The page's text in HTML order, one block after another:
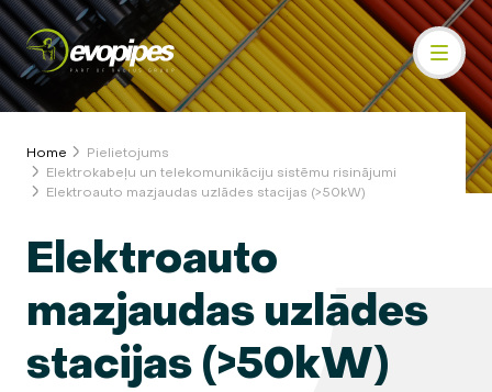
Home
Pielietojums
Elektrokabeļu un telekomunikāciju sistēmu risinājumi
Elektroauto mazjaudas uzlādes stacijas (>50kW)
Elektroauto
mazjaudas uzlādes
stacijas (>50kW)